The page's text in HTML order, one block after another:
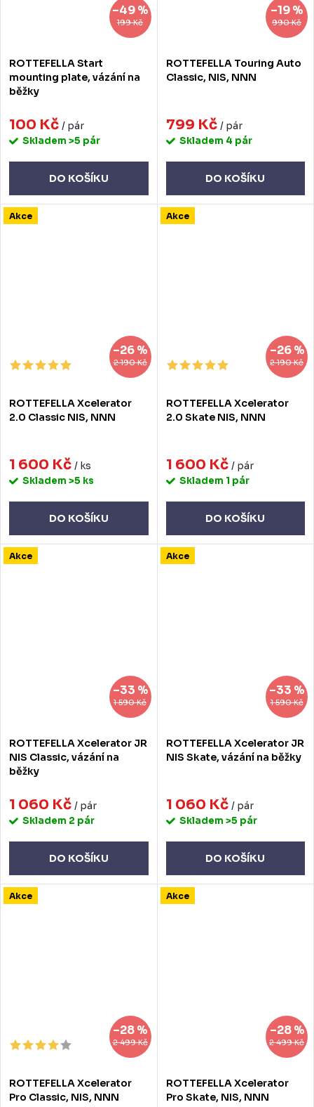
199 Kč
–49 %
ROTTEFELLA Start
mounting plate, vázání na
běžky
100 Kč / pár
Skladem >5 pár
DO KOŠÍKU
990 Kč
–19 %
ROTTEFELLA Touring Auto
Classic, NIS, NNN
799 Kč / pár
Skladem 4 pár
DO KOŠÍKU
Akce
2 190 Kč
–26 %
ROTTEFELLA Xcelerator
2.0 Classic NIS, NNN
1 600 Kč / ks
Skladem >5 ks
DO KOŠÍKU
Akce
2 190 Kč
–26 %
ROTTEFELLA Xcelerator
2.0 Skate NIS, NNN
1 600 Kč / pár
Skladem 1 pár
DO KOŠÍKU
Akce
1 590 Kč
–33 %
ROTTEFELLA Xcelerator JR
NIS Classic, vázání na
běžky
1 060 Kč / pár
Skladem 2 pár
DO KOŠÍKU
Akce
1 590 Kč
–33 %
ROTTEFELLA Xcelerator JR
NIS Skate, vázání na běžky
1 060 Kč / pár
Skladem >5 pár
DO KOŠÍKU
Akce
2 499 Kč
–28 %
ROTTEFELLA Xcelerator
Pro Classic, NIS, NNN
Akce
2 499 Kč
–28 %
ROTTEFELLA Xcelerator
Pro Skate, NIS, NNN